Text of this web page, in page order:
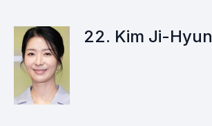
22. Kim Ji-Hyun